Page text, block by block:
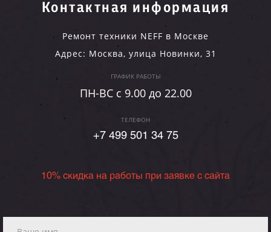
Контактная информация
Ремонт техники NEFF в Москве
Адрес: Москва, улица Новинки, 31
ГРАФИК РАБОТЫ
ПН-ВC c 9.00 до 22.00
ТЕЛЕФОН
+7 499 501 34 75
10% скидка на работы при заявке с сайта